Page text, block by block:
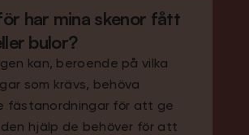
har mina skenor fått
bulor?
kan, beroende på vilka
som krävs, behöva
fästanordningar för att ge
hjälp de behöver för att